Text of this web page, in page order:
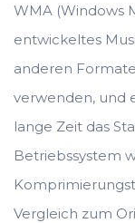
WMA (Windows
entwickeltes
anderen
verwenden, und
lange Zeit das
Betriebssystem
Vergleich zum